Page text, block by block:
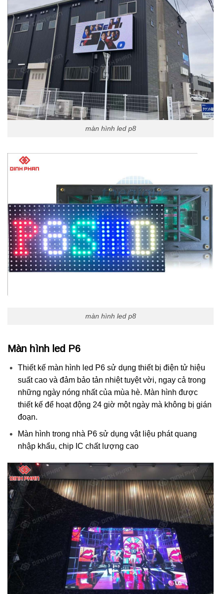
màn hình led p8
màn hình led p8
Màn hình led P6
Thiết kế màn hình led P6 sử dụng thiết bị điện tử hiệu
suất cao và đảm bảo tản nhiệt tuyệt vời, ngay cả trong
những ngày nóng nhất của mùa hè. Màn hình được
thiết kế để hoạt động 24 giờ một ngày mà không bị gián
đoạn.
Màn hình trong nhà P6 sử dụng vật liệu phát quang
nhập khẩu, chip IC chất lượng cao